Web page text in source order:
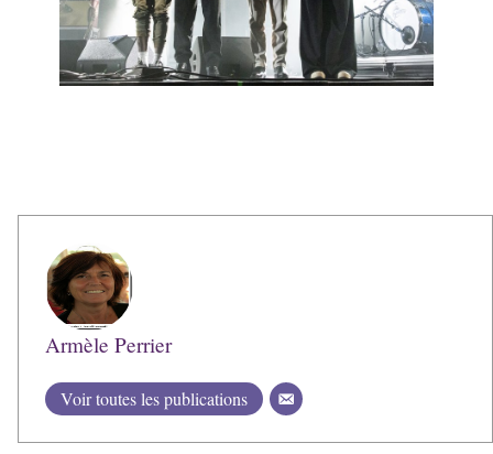
Armèle Perrier
Voir toutes les publications